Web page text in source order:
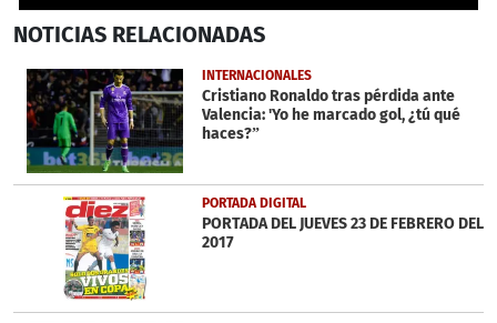
seconds
2
minutes,
7
seconds
NOTICIAS RELACIONADAS
INTERNACIONALES
Cristiano Ronaldo tras pérdida ante
Valencia: 'Yo he marcado gol, ¿tú qué
haces?”
PORTADA DIGITAL
PORTADA DEL JUEVES 23 DE FEBRERO DEL
2017